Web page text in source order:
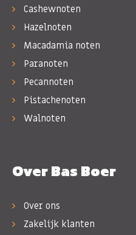
Cashewnoten
Hazelnoten
Macadamia noten
Paranoten
Pecannoten
Pistachenoten
Walnoten
Over Bas Boer
Over ons
Zakelijk klanten